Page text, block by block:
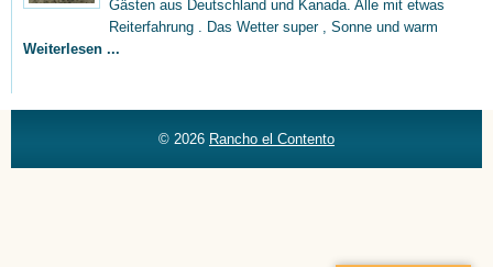
Gästen aus Deutschland und Kanada. Alle mit etwas
Reiterfahrung . Das Wetter super , Sonne und warm
Weiterlesen ...
© 2026 Rancho el Contento